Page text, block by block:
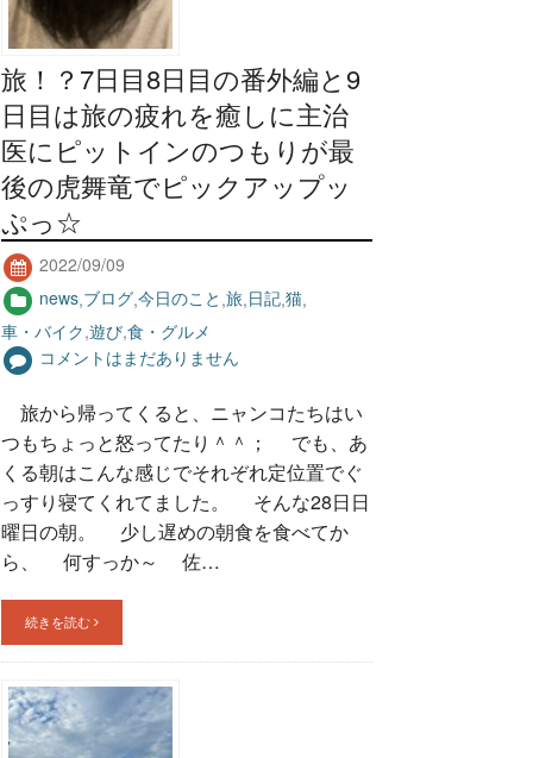
旅！？7日目8日目の番外編と9
日目は旅の疲れを癒しに主治
医にピットインのつもりが最
後の虎舞竜でピックアップッ
ぷっ☆
2022/09/09
news,ブログ,今日のこと ,旅,日記,猫,
車・バイク,遊び,食・グルメ
コメントはまだありません
旅から帰ってくると、ニャンコたちはい
つもちょっと怒ってたり＾＾； でも、あ
くる朝はこんな感じでそれぞれ定位置でぐ
っすり寝てくれてました。 そんな28日日
曜日の朝。 少し遅めの朝食を食べてか
ら、 何すっか～ 佐…
続きを読む